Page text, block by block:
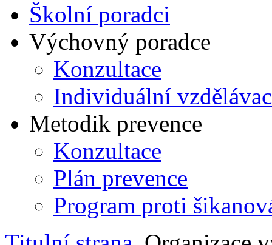
Školní poradci
Výchovný poradce
Konzultace
Individuální
Metodik prevence
Konzultace
Plán prevence
Program proti